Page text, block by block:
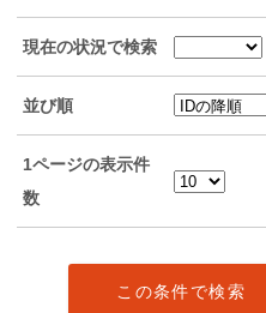
現在の状況で検索
並び順
1ページの表示件
数